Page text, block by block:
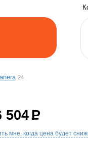
24
504P
мне, когда цена будет